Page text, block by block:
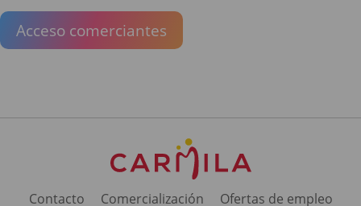
Acceso comerciantes
Contacto Comercialización Ofertas de empleo